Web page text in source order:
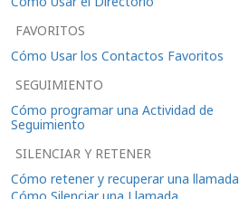
FAVORITOS
Cómo Usar los Contactos Favoritos
SEGUIMIENTO
Cómo programar una Actividad de
Seguimiento
SILENCIAR Y RETENER
Cómo retener y recuperar una llamada